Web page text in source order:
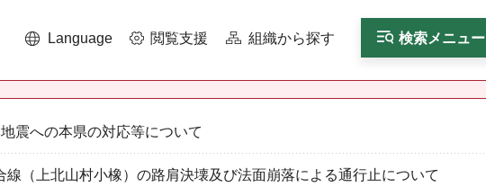
Language 閲覧支援 組織から探す 検索メニュー
震への本県の対応等について
線（上北山村小橡）の路肩決壊及び法面崩落による通行止について